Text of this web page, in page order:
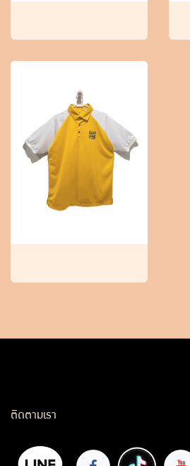
ติดตามเรา